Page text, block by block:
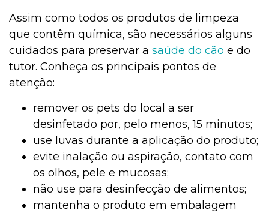
Assim como todos os produtos de limpeza
que contêm química, são necessários alguns
cuidados para preservar a saúde do cão e do
tutor. Conheça os principais pontos de
atenção:
remover os pets do local a ser
desinfetado por, pelo menos, 15 minutos;
use luvas durante a aplicação do produto;
evite inalação ou aspiração, contato com
os olhos, pele e mucosas;
não use para desinfecção de alimentos;
mantenha o produto em embalagem